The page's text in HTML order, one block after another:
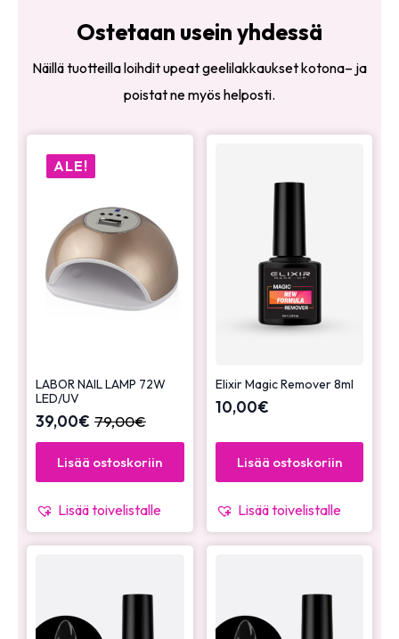
Ostetaan usein yhdessä
Näillä tuotteilla loihdit upeat geelilakkaukset kotona– ja
poistat ne myös helposti.
ALE!
LABOR NAIL LAMP 72W
LED/UV
79,00€
39,00€
Lisää ostoskoriin
Lisää toivelistalle
Elixir Magic Remover 8ml
10,00€
Lisää ostoskoriin
Lisää toivelistalle